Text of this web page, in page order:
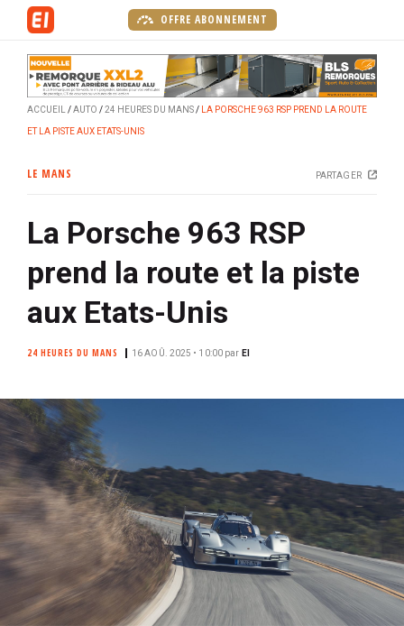
c
i
a
l
OFFRE ABONNEMENT
ACCUEIL AUTO 24 HEURES DU MANS LA PORSCHE 963 RSP PREND LA ROUTE
ET LA PISTE AUX ETATS-UNIS
LE MANS PARTAGER
La Porsche 963 RSP
prend la route et la piste
aux Etats-Unis
24 HEURES DU MANS 16 AOÛ. 2025 • 10:00 par EI